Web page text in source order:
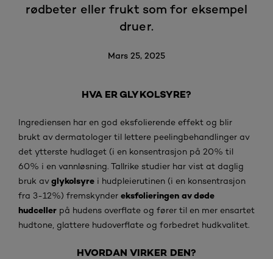
rødbeter eller frukt som for eksempel
druer.
Mars 25, 2025
HVA ER GLYKOLSYRE?
Ingrediensen har en god eksfolierende effekt og blir
brukt av dermatologer til lettere peelingbehandlinger av
det ytterste hudlaget (i en konsentrasjon på 20% til
60% i en vannløsning. Tallrike studier har vist at daglig
bruk avglykolsyre i hudpleierutinen (i en konsentrasjon
fra 3-12%) fremskynder eksfolieringen av døde
hudceller på hudens overflate og fører til en mer ensartet
hudtone, glattere hudoverflate og forbedret hudkvalitet.
HVORDAN VIRKER DEN?